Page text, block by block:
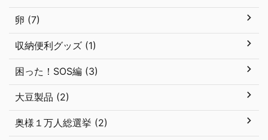
卵 (7)
収納便利グッズ (1)
困った！SOS編 (3)
大豆製品 (2)
奥様１万人総選挙 (2)